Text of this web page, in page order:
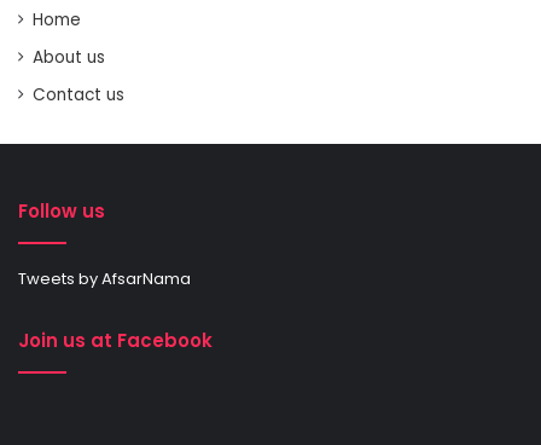
Home
About us
Contact us
Follow us
Tweets by AfsarNama
Join us at Facebook